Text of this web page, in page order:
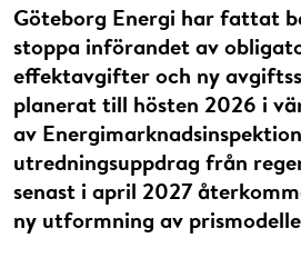
Göteborg Energi har fattat
stoppa införandet av
effektavgifter och ny
planerat till hösten 2026 i
av
utredningsuppdrag från
senast i april 2027
ny utformning av